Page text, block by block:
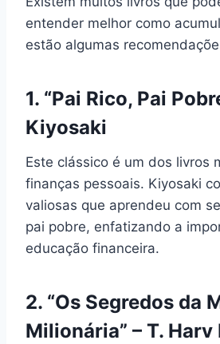
entender melhor como
estão algumas
1. “Pai Rico, Pai
Kiyosaki
Este clássico é um dos livros
finanças pessoais. Kiyosaki
valiosas que aprendeu com
pai pobre, enfatizando a
educação financeira.
2. “Os Segredos da
Milionária” – T. Harv